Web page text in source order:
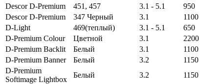
Descor D-Premium 451, 457 3.1 - 5.1
950
Descor D-Premium
347 Черный 3.1
1100
D-Light
469(теплый) 3.1 - 5.1
650
D-Premium Colour
Цветной 3.1
2200
D-Premium Backlit
Белый 3.1
1100
D-Premium Banner
Белый 3.2
1150
D-Premium
Softimage Lightbox
Белый 3.2
1150